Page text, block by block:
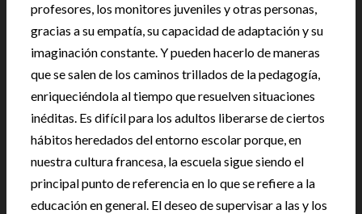
profesores, los monitores juveniles y otras personas,
gracias a su empatía, su capacidad de adaptación y su
imaginación constante. Y pueden hacerlo de maneras
que se salen de los caminos trillados de la pedagogía,
enriqueciéndola al tiempo que resuelven situaciones
inéditas. Es difícil para los adultos liberarse de ciertos
hábitos heredados del entorno escolar porque, en
nuestra cultura francesa, la escuela sigue siendo el
principal punto de referencia en lo que se refiere a la
educación en general. El deseo de supervisar a las y los